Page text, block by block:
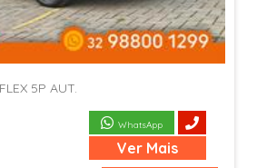
5P AUT.
WhatsApp
Ver Mais